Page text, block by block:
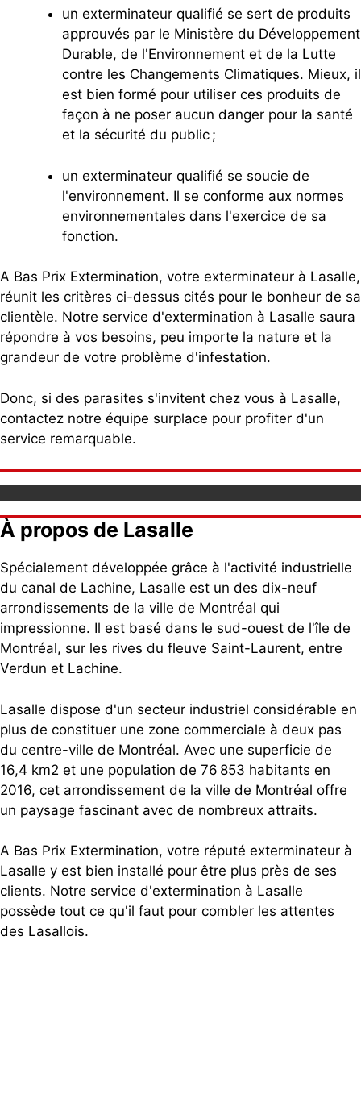
un exterminateur qualifié se sert de produits
approuvés par le Ministère du Développement
Durable, de l'Environnement et de la Lutte
contre les Changements Climatiques. Mieux, il
est bien formé pour utiliser ces produits de
façon à ne poser aucun danger pour la santé
et la sécurité du public ;
un exterminateur qualifié se soucie de
l'environnement. Il se conforme aux normes
environnementales dans l'exercice de sa
fonction.
A Bas Prix Extermination, votre exterminateur à Lasalle,
réunit les critères ci-dessus cités pour le bonheur de sa
clientèle. Notre service d'extermination à Lasalle saura
répondre à vos besoins, peu importe la nature et la
grandeur de votre problème d'infestation.
Donc, si des parasites s'invitent chez vous à Lasalle,
contactez notre équipe surplace pour profiter d'un
service remarquable.
À propos de Lasalle
Spécialement développée grâce à l'activité industrielle
du canal de Lachine, Lasalle est un des dix-neuf
arrondissements de la ville de Montréal qui
impressionne. Il est basé dans le sud-ouest de l'île de
Montréal, sur les rives du fleuve Saint-Laurent, entre
Verdun et Lachine.
Lasalle dispose d'un secteur industriel considérable en
plus de constituer une zone commerciale à deux pas
du centre-ville de Montréal. Avec une superficie de
16,4 km2 et une population de 76 853 habitants en
2016, cet arrondissement de la ville de Montréal offre
un paysage fascinant avec de nombreux attraits.
A Bas Prix Extermination, votre réputé exterminateur à
Lasalle y est bien installé pour être plus près de ses
clients. Notre service d'extermination à Lasalle
possède tout ce qu'il faut pour combler les attentes
des Lasallois.